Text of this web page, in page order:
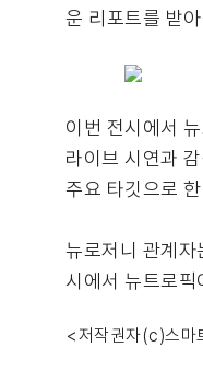
운 리포트를 받
이번 전시에서
라이브 시연과
주요 타깃으로
뉴로저니 관계
시에서 뉴트로픽
<저작권자(c)스마